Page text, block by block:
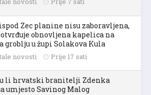
Zec planine nisu zaboravljena,
obnovljena kapelica na
groblju u župi Solakova Kula
novosti Prije 17 sati
li hrvatski branitelji Zdenka
umjesto Savinog Malog